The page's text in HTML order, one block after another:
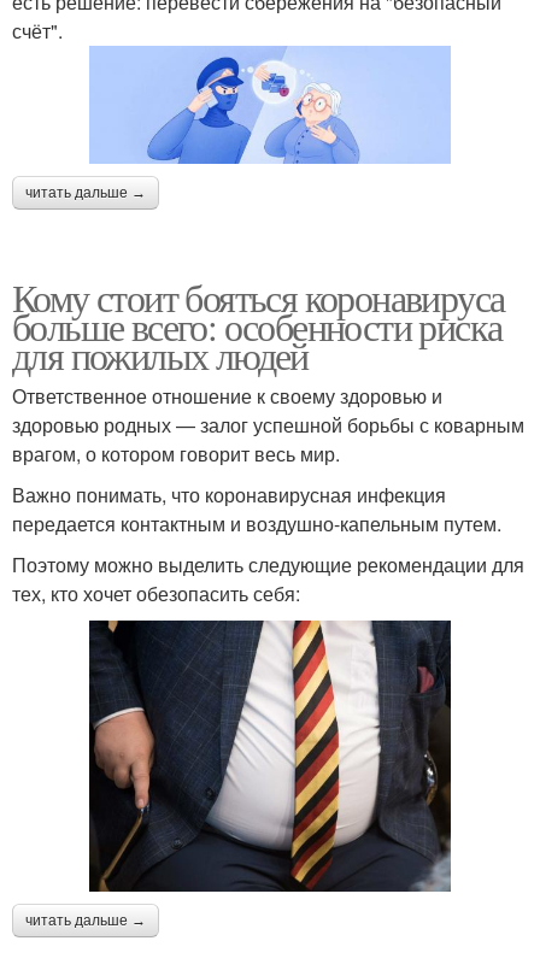
счёт".
читать дальше →
Кому стоит бояться коронавируса
больше всего: особенности риска
для пожилых людей
Ответственное отношение к своему здоровью и
здоровью родных — залог успешной борьбы с коварным
врагом, о котором говорит весь мир.
Важно понимать, что коронавирусная инфекция
передается контактным и воздушно-капельным путем.
Поэтому можно выделить следующие рекомендации для
тех, кто хочет обезопасить себя:
читать дальше →